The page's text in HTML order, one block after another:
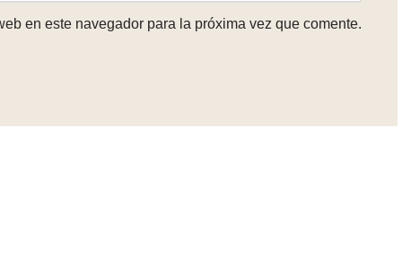
en este navegador para la próxima vez que comente.